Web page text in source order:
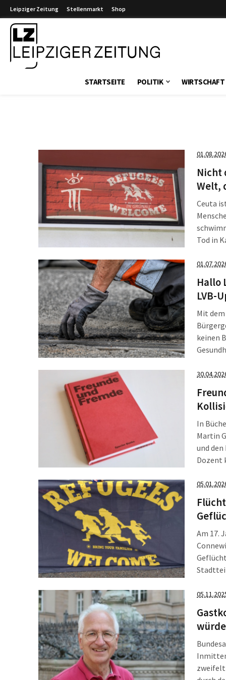
Leipziger Zeitung Stellenmarkt Shop
STARTSEITE POLITIK WIRTSCHAFT
Nicht
Welt,
Ceuta
Tod in
wird
[…]
Hallo
LVB-
Mit
keinen
Stadt:
In
Martin
und
Dozent
zu
Am 17.
in […]
zweifelt